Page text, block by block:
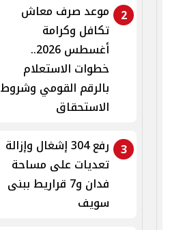
2
موعد صرف معاش
تكافل وكرامة
أغسطس 2026..
خطوات الاستعلام
بالرقم القومي وشروط
الاستحقاق
3
رفع 304 إشغال وإزالة
تعديات على مساحة
فدان و7 قراريط ببنى
سويف